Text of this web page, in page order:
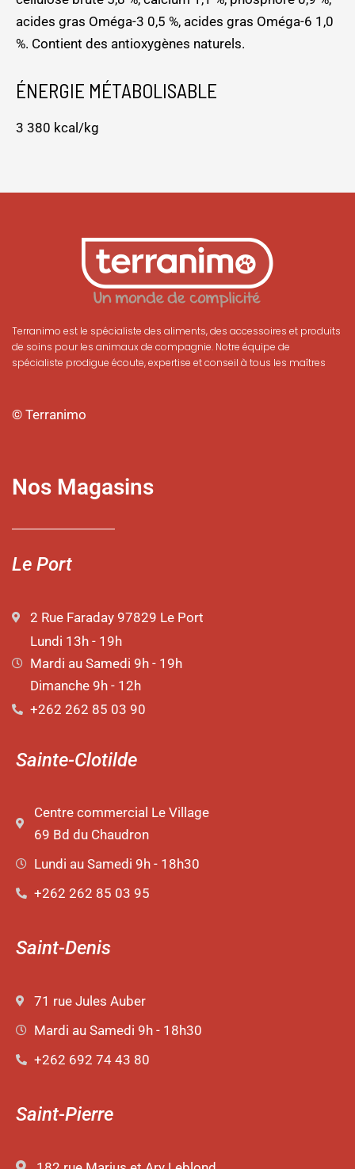
acides gras Oméga-3 0,5 %, acides gras Oméga-6 1,0
%. Contient des antioxygènes naturels.
ÉNERGIE MÉTABOLISABLE
3 380 kcal/kg
Terranimo est le spécialiste des aliments, des accessoires et produits
de soins pour les animaux de compagnie. Notre équipe de
spécialiste prodigue écoute, expertise et conseil à tous les maîtres
© Terranimo
Nos Magasins
Le Port
2 Rue Faraday 97829 Le Port
Lundi 13h - 19h
Mardi au Samedi 9h - 19h
Dimanche 9h - 12h
+262 262 85 03 90
Sainte-Clotilde
Centre commercial Le Village
69 Bd du Chaudron
Lundi au Samedi 9h - 18h30
+262 262 85 03 95
Saint-Denis
71 rue Jules Auber
Mardi au Samedi 9h - 18h30
+262 692 74 43 80
Saint-Pierre